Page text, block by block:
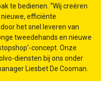
te bedienen. “Wij creëren
efficiënte
het snel leveren van
tweedehands en nieuwe
concept. Onze
diensten bij ons onder
Liesbet De Cooman.